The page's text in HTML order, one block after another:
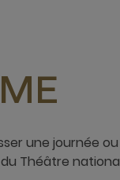
une journée
Théâtre